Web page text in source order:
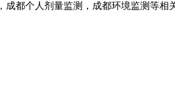
，成都个人剂量监测，成都环境监测等